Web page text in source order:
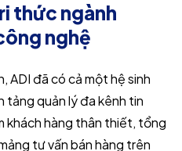
thức ngành
nghệ
ADI đã có cả một hệ sinh
tảng quản lý đa kênh tin
khách hàng thân thiết, tổng
tư vấn bán hàng trên